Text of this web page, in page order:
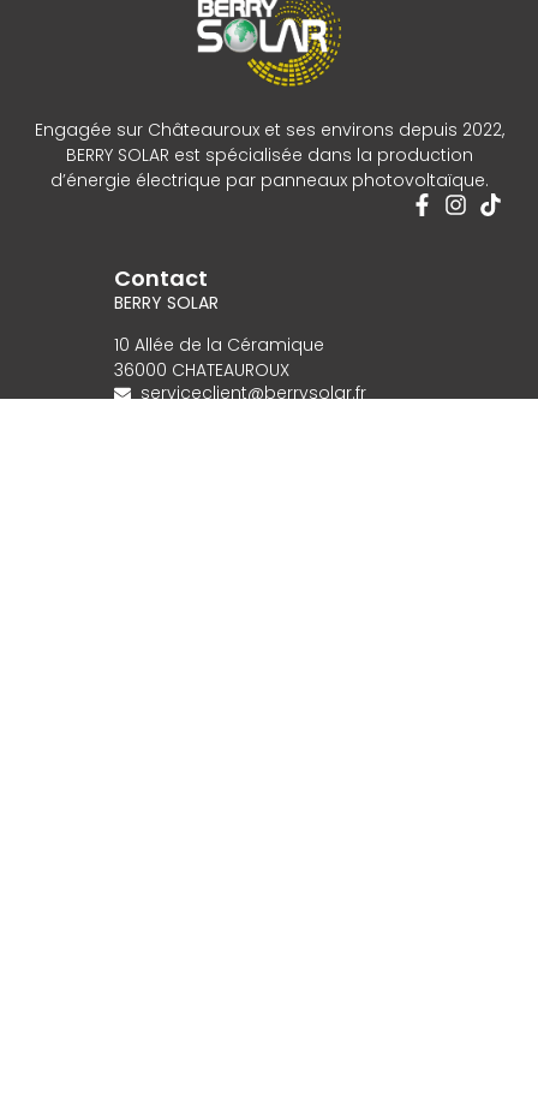
Engagée sur Châteauroux et ses environs depuis 2022,
BERRY SOLAR est spécialisée dans la production
d’énergie électrique par panneaux photovoltaïque.
Contact
BERRY SOLAR
10 Allée de la Céramique
36000 CHATEAUROUX
serviceclient@berrysolar.fr